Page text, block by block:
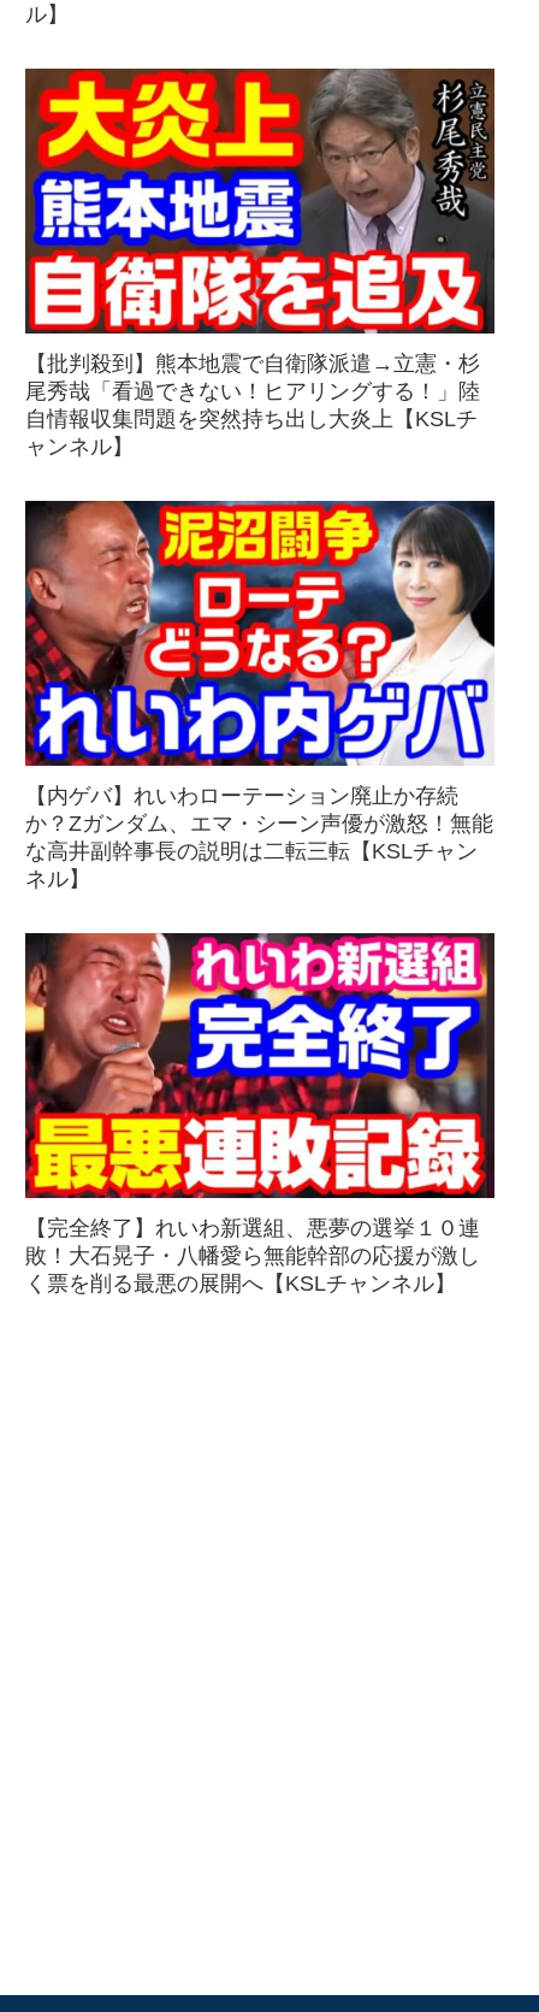
ル】
【批判殺到】熊本地震で自衛隊派遣→立憲・杉
尾秀哉「看過できない！ヒアリングする！」陸
自情報収集問題を突然持ち出し大炎上【KSLチ
ャンネル】
【内ゲバ】れいわローテーション廃止か存続
か？Zガンダム、エマ・シーン声優が激怒！無能
な高井副幹事長の説明は二転三転【KSLチャン
ネル】
【完全終了】れいわ新選組、悪夢の選挙１０連
敗！大石晃子・八幡愛ら無能幹部の応援が激し
く票を削る最悪の展開へ【KSLチャンネル】